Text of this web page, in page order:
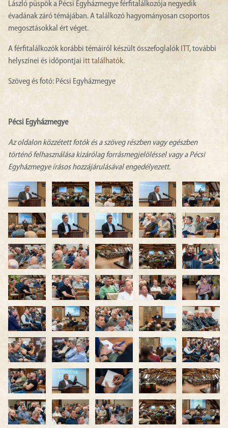
László püspök a Pécsi Egyházmegye férfitalálkozója negyedik
évadának záró témájában. A találkozó hagyományosan csoportos
megosztásokkal ért véget.
A férfitalálkozók korábbi témáiról készült összefoglalók ITT,további
helyszínei és időpontjai itt találhatók.
Szöveg és fotó: Pécsi Egyházmegye
Pécsi Egyházmegye
Az oldalon közzétett fotók és a szöveg részben vagy egészben
történő felhasználása kizárólag forrásmegjelöléssel vagy a Pécsi
Egyházmegye írásos hozzájárulásával engedélyezett.